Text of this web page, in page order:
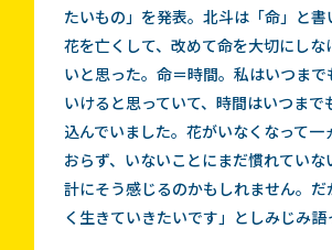
たいもの」を発表。北斗は「命」と書
花を亡くして、改めて命を大切にしな
いと思った。命＝時間。私はいつまで
いけると思っていて、時間はいつまで
込んでいました。花がいなくなって一
おらず、いないことにまだ慣れていな
計にそう感じるのかもしれません。だ
く生きていきたいです」としみじみ語